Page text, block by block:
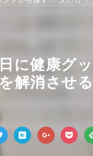
に健康グ
解消させ